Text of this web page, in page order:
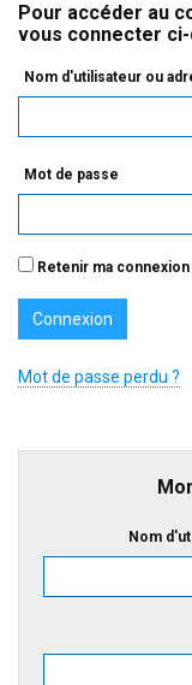
Pour accéder au
vous connecter
Nom d'utilisateur ou
Mot de passe
Retenir ma connexion
Mot de passe perdu ?
Nom